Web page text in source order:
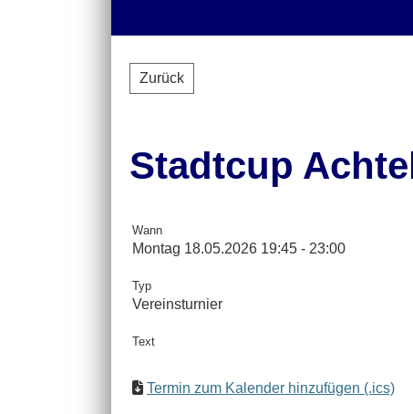
Zurück
Stadtcup
Wann
Montag 18.05.2026 19:45 - 23:00
Typ
Vereinsturnier
Text
Termin zum Kalender hinzufügen (.ics)